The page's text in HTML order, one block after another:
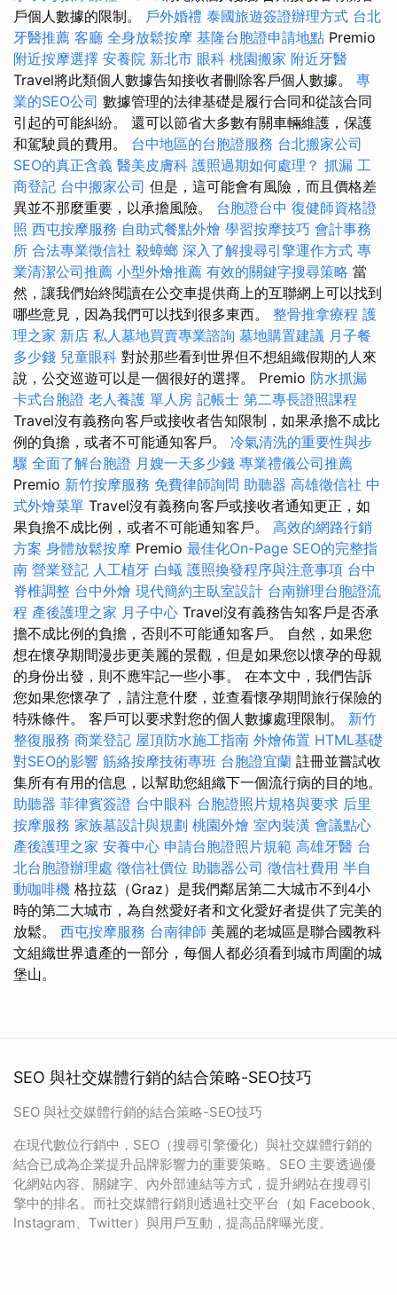
戶個人數據的限制。 戶外婚禮 泰國旅遊簽證辦理方式 台北
牙醫推薦 客廳 全身放鬆按摩 基隆台胞證申請地點 Premio
附近按摩選擇 安養院 新北市 眼科 桃園搬家 附近牙醫
Travel將此類個人數據告知接收者刪除客戶個人數據。 專
業的SEO公司 數據管理的法律基礎是履行合同和從該合同
引起的可能糾紛。 還可以節省大多數有關車輛維護，保護
和駕駛員的費用。 台中地區的台胞證服務 台北搬家公司
SEO的真正含義 醫美皮膚科 護照過期如何處理？ 抓漏 工
商登記 台中搬家公司 但是，這可能會有風險，而且價格差
異並不那麼重要，以承擔風險。 台胞證台中 復健師資格證
照 西屯按摩服務 自助式餐點外燴 學習按摩技巧 會計事務
所 合法專業徵信社 殺蟑螂 深入了解搜尋引擎運作方式 專
業清潔公司推薦 小型外燴推薦 有效的關鍵字搜尋策略 當
然，讓我們始終閱讀在公交車提供商上的互聯網上可以找到
哪些意見，因為我們可以找到很多東西。 整骨推拿療程 護
理之家 新店 私人墓地買賣專業諮詢 墓地購置建議 月子餐
多少錢 兒童眼科 對於那些看到世界但不想組織假期的人來
說，公交巡遊可以是一個很好的選擇。 Premio 防水抓漏
卡式台胞證 老人養護 單人房 記帳士 第二專長證照課程
Travel沒有義務向客戶或接收者告知限制，如果承擔不成比
例的負擔，或者不可能通知客戶。 冷氣清洗的重要性與步
驟 全面了解台胞證 月嫂一天多少錢 專業禮儀公司推薦
Premio 新竹按摩服務 免費律師詢問 助聽器 高雄徵信社 中
式外燴菜單 Travel沒有義務向客戶或接收者通知更正，如
果負擔不成比例，或者不可能通知客戶。 高效的網路行銷
方案 身體放鬆按摩 Premio 最佳化On-Page SEO的完整指
南 營業登記 人工植牙 白蟻 護照換發程序與注意事項 台中
脊椎調整 台中外燴 現代簡約主臥室設計 台南辦理台胞證流
程 產後護理之家 月子中心 Travel沒有義務告知客戶是否承
擔不成比例的負擔，否則不可能通知客戶。 自然，如果您
想在懷孕期間漫步更美麗的景觀，但是如果您以懷孕的母親
的身份出發，則不應牢記一些小事。 在本文中，我們告訴
您如果您懷孕了，請注意什麼，並查看懷孕期間旅行保險的
特殊條件。 客戶可以要求對您的個人數據處理限制。 新竹
整復服務 商業登記 屋頂防水施工指南 外燴佈置 HTML基礎
對SEO的影響 筋絡按摩技術專班 台胞證宜蘭 註冊並嘗試收
集所有有用的信息，以幫助您組織下一個流行病的目的地。
助聽器 菲律賓簽證 台中眼科 台胞證照片規格與要求 后里
按摩服務 家族墓設計與規劃 桃園外燴 室內裝潢 會議點心
產後護理之家 安養中心 申請台胞證照片規範 高雄牙醫 台
北台胞證辦理處 徵信社價位 助聽器公司 徵信社費用 半自
動咖啡機 格拉茲（Graz）是我們鄰居第二大城市不到4小
時的第二大城市，為自然愛好者和文化愛好者提供了完美的
放鬆。 西屯按摩服務 台南律師 美麗的老城區是聯合國教科
文組織世界遺產的一部分，每個人都必須看到城市周圍的城
堡山。
SEO 與社交媒體行銷的結合策略-SEO技巧
SEO 與社交媒體行銷的結合策略-SEO技巧
在現代數位行銷中，SEO（搜尋引擎優化）與社交媒體行銷的
結合已成為企業提升品牌影響力的重要策略。SEO 主要透過優
化網站內容、關鍵字、內外部連結等方式，提升網站在搜尋引
擎中的排名。而社交媒體行銷則透過社交平台（如 Facebook、
Instagram、Twitter）與用戶互動，提高品牌曝光度。